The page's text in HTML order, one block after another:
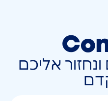
אליכם